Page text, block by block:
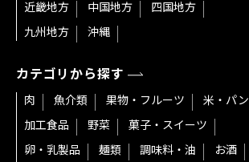
近畿地方
中国地方
四国地方
九州地方
沖縄
カテゴリから探す
肉 魚介類 果物・フルーツ
米・パン
加工食品
野菜
菓子・スイーツ
卵・乳製品
麺類 調味料・油
お酒